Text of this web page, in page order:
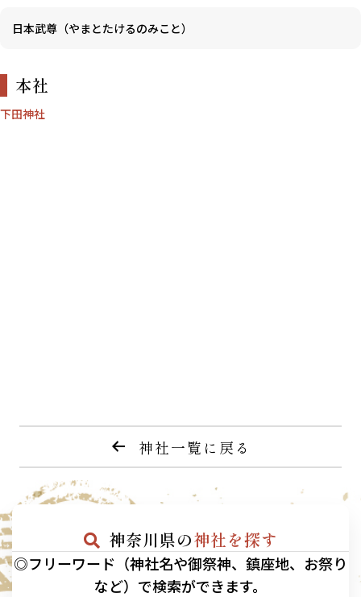
日本武尊（やまとたけるのみこと）
本社
下田神社
神社一覧に戻る
神奈川県の神社を探す
◎フリーワード（神社名や御祭神、鎮座地、お祭り
など）で検索ができます。